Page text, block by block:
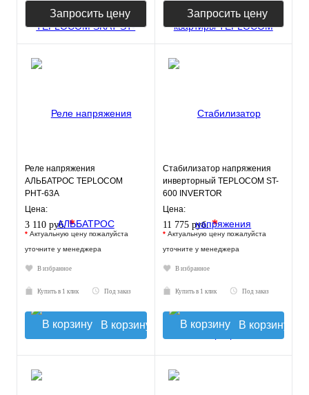
Запросить цену Запросить цену
Реле напряжения
АЛЬБАТРОС TEPLOCOM
РНТ-63А
Цена:
3 110 руб.*
* Актуальную цену пожалуйста
уточните у менеджера
В избранное
Купить в 1 клик Под заказ
В корзину
Стабилизатор напряжения
инверторный TEPLOCOM ST-
600 INVERTOR
Цена:
11 775 руб.*
* Актуальную цену пожалуйста
уточните у менеджера
В избранное
Купить в 1 клик Под заказ
В корзину